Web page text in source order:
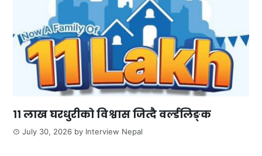
११ लाख घरधुरीको विश्वास जित्दै वर्ल्डलिङ्क
July 30, 2026 by Interview Nepal